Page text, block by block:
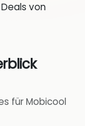
von
für Mobicool